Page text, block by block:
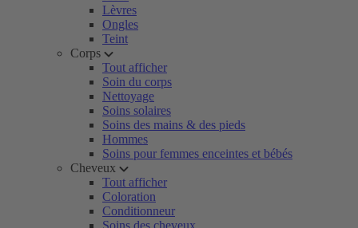
Lèvres
Ongles
Teint
Corps
Tout afficher
Soin du corps
Nettoyage
Soins solaires
Soins des mains & des pieds
Hommes
Soins pour femmes enceintes et bébés
Cheveux
Tout afficher
Coloration
Conditionneur
Soins des cheveux